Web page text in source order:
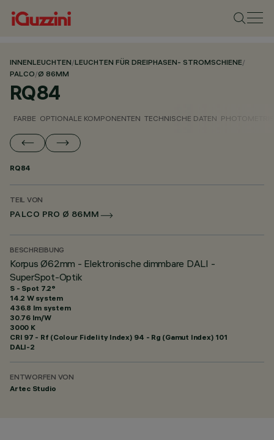
INNENLEUCHTEN/LEUCHTEN FÜR DREIPHASEN- STROMSCHIENE/
PALCO/Ø 86MM
RQ84
FARBE OPTIONALE KOMPONENTEN TECHNISCHE DATEN
RQ84
TEIL VON
PALCO PRO Ø 86MM
BESCHREIBUNG
Korpus Ø62mm - Elektronische dimmbare DALI -
SuperSpot-Optik
S - Spot 7.2°
14.2 W system
436.8 lm system
30.76 lm/W
3000 K
CRI 97 - Rf (Colour Fidelity Index) 94 - Rg (Gamut Index) 101
DALI-2
ENTWORFEN VON
Artec Studio